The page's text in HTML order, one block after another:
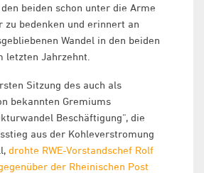
beiden schon unter die Arme
zu bedenken und erinnert an
Wandel in den beiden
letzten Jahrzehnt.
Sitzung des auch als
bekannten Gremiums
Beschäftigung“, die
aus der Kohleverstromung
drohte RWE-Vorstandschef Rolf
der Rheinischen Post